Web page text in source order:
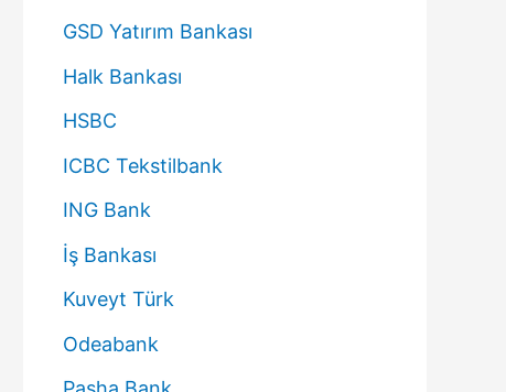
GSD Yatırım Bankası
Halk Bankası
HSBC
ICBC Tekstilbank
ING Bank
İş Bankası
Kuveyt Türk
Odeabank